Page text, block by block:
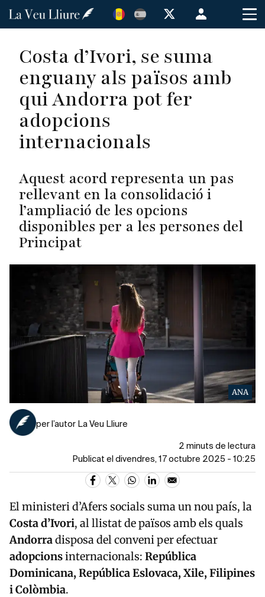
Vés
Menú
de
de
usuario
Costa d’Ivori, se suma
enguany als països amb
qui Andorra pot fer
adopcions
internacionals
Aquest acord representa un pas
rellevant en la consolidació i
l’ampliació de les opcions
disponibles per a les persones del
Principat
ANA
per l’autor La Veu Lliure
2 minuts de lectura
Publicat el divendres, 17 octubre 2025 - 10:25
El ministeri d’Afers socials suma un nou país, la
Costa d’Ivori, al llistat de països amb els quals
Andorradisposa del conveni per efectuar
adopcionsinternacionals: República
Dominicana, República Eslovaca, Xile, Filipines
i Colòmbia.